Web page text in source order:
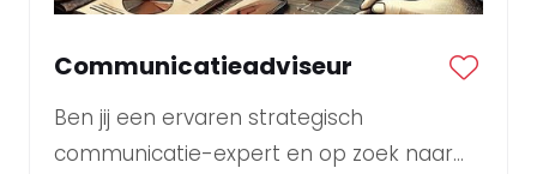
Communicatieadviseur
Ben jij een ervaren strategisch
communicatie-expert en op zoek naar